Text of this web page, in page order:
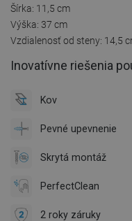
Šírka: 11,5 cm
Výška: 37 cm
Vzdialenosť od steny: 14,5
Inovatívne riešenia
Kov
Pevné upevnenie
Skrytá montáž
PerfectClean
2 roky záruky